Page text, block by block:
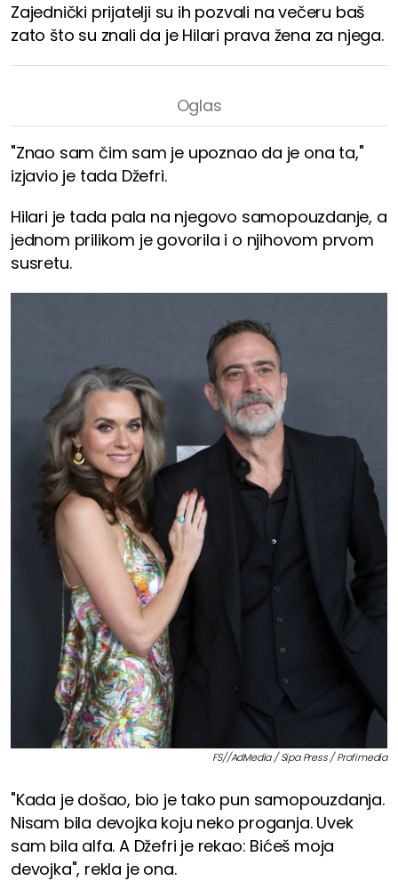
Zajednički prijatelji su ih pozvali na večeru baš
zato što su znali da je Hilari prava žena za njega.
"Znao sam čim sam je upoznao da je ona ta,"
izjavio je tada Džefri.
Hilari je tada pala na njegovo samopouzdanje, a
jednom prilikom je govorila i o njihovom prvom
susretu.
FS//AdMedia / Sipa Press / Profimedia
"Kada je došao, bio je tako pun samopouzdanja.
Nisam bila devojka koju neko proganja. Uvek
sam bila alfa. A Džefri je rekao: Bićeš moja
devojka", rekla je ona.